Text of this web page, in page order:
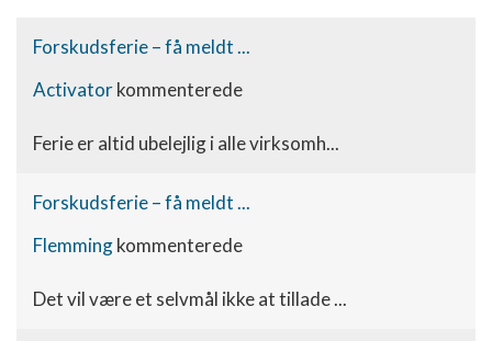
Forskudsferie – få meldt ...
Activatorkommenterede
Ferie er altid ubelejlig i alle virksomh...
Forskudsferie – få meldt ...
Flemmingkommenterede
Det vil være et selvmål ikke at tillade ...